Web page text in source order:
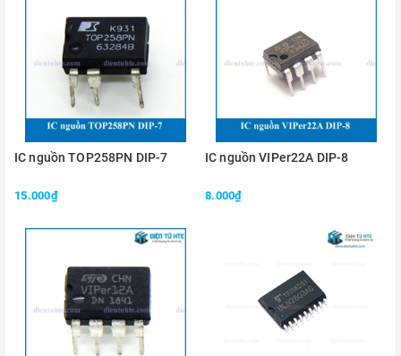
IC nguồn TOP258PN DIP-7
15.000₫
IC nguồn VIPer22A DIP-8
8.000₫